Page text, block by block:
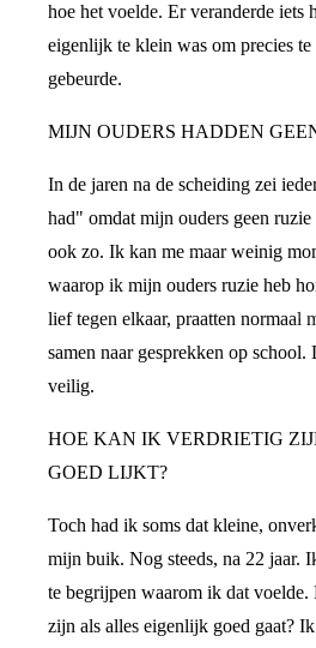
hoe het voelde. Er veranderde iets
eigenlijk te klein was om precies
gebeurde.
MIJN OUDERS HADDEN
In de jaren na de scheiding zei
had" omdat mijn ouders geen
ook zo. Ik kan me maar weinig
waarop ik mijn ouders ruzie heb
lief tegen elkaar, praatten normaal
samen naar gesprekken op
veilig.
HOE KAN IK VERDRIETIG
GOED LIJKT?
Toch had ik soms dat kleine,
mijn buik. Nog steeds, na 22 jaar.
te begrijpen waarom ik dat
zijn als alles eigenlijk goed gaat?